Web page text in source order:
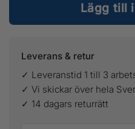
Lägg till
Leverans & retur
✓ Leveranstid 1 till 3
✓ Vi skickar över hela
✓ 14 dagars returrätt